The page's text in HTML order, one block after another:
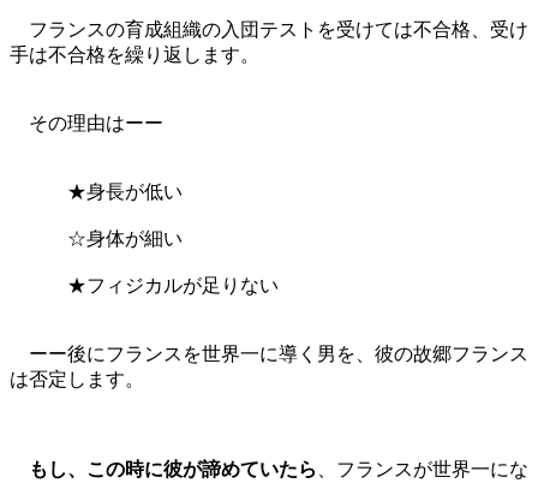
フランスの育成組織の入団テストを受けては不合格、受け
手は不合格を繰り返します。
その理由はーー
★身長が低い
☆身体が細い
★フィジカルが足りない
ーー後にフランスを世界一に導く男を、彼の故郷フランス
は否定します。
もし、この時に彼が諦めていたら 、フランスが世界一にな